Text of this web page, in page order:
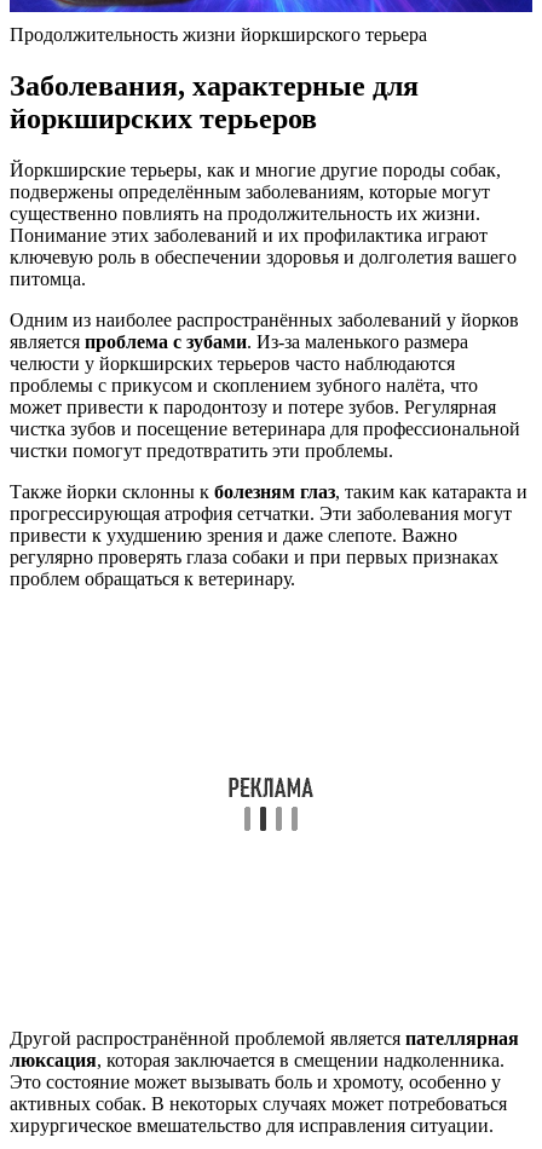
Продолжительность жизни йоркширского терьера
Заболевания, характерные для
йоркширских терьеров
Йоркширские терьеры, как и многие другие породы собак,
подвержены определённым заболеваниям, которые могут
существенно повлиять на продолжительность их жизни.
Понимание этих заболеваний и их профилактика играют
ключевую роль в обеспечении здоровья и долголетия вашего
питомца.
Одним из наиболее распространённых заболеваний у йорков
является проблема с зубами. Из-за маленького размера
челюсти у йоркширских терьеров часто наблюдаются
проблемы с прикусом и скоплением зубного налёта, что
может привести к пародонтозу и потере зубов. Регулярная
чистка зубов и посещение ветеринара для профессиональной
чистки помогут предотвратить эти проблемы.
Также йорки склонны к болезням глаз, таким как катаракта и
прогрессирующая атрофия сетчатки. Эти заболевания могут
привести к ухудшению зрения и даже слепоте. Важно
регулярно проверять глаза собаки и при первых признаках
проблем обращаться к ветеринару.
Другой распространённой проблемой является пателлярная
люксация, которая заключается в смещении надколенника.
Это состояние может вызывать боль и хромоту, особенно у
активных собак. В некоторых случаях может потребоваться
хирургическое вмешательство для исправления ситуации.